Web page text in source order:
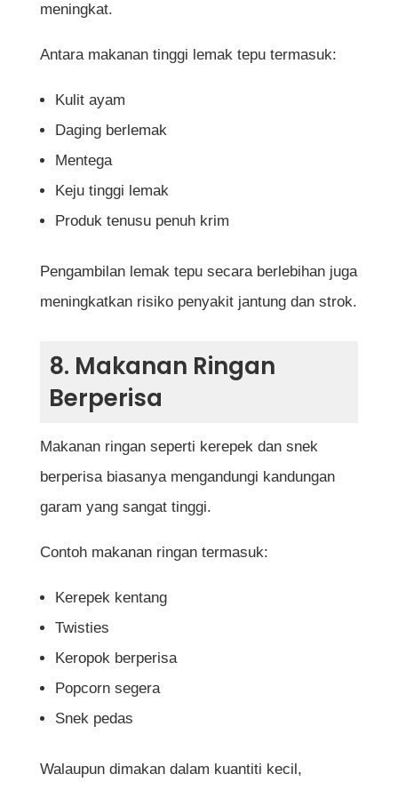
meningkat.
Antara makanan tinggi lemak tepu termasuk:
Kulit ayam
Daging berlemak
Mentega
Keju tinggi lemak
Produk tenusu penuh krim
Pengambilan lemak tepu secara berlebihan juga
meningkatkan risiko penyakit jantung dan strok.
8. Makanan Ringan
Berperisa
Makanan ringan seperti kerepek dan snek
berperisa biasanya mengandungi kandungan
garam yang sangat tinggi.
Contoh makanan ringan termasuk:
Kerepek kentang
Twisties
Keropok berperisa
Popcorn segera
Snek pedas
Walaupun dimakan dalam kuantiti kecil,